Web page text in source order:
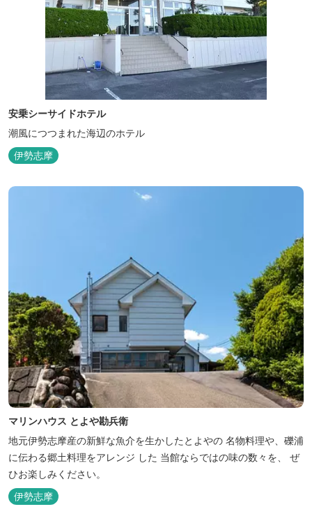
安乗シーサイドホテル
潮風につつまれた海辺のホテル
伊勢志摩
マリンハウス とよや勘兵衛
地元伊勢志摩産の新鮮な魚介を生かしたとよやの 名物料理や、礫浦
に伝わる郷土料理をアレンジ した 当館ならではの味の数々を、 ぜ
ひお楽しみください。
伊勢志摩